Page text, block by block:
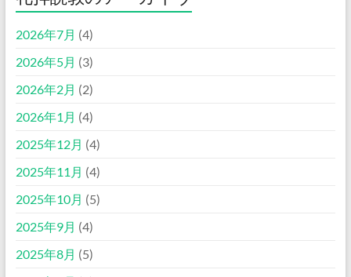
2026年7月 (4)
2026年5月 (3)
2026年2月 (2)
2026年1月 (4)
2025年12月 (4)
2025年11月 (4)
2025年10月 (5)
2025年9月 (4)
2025年8月 (5)